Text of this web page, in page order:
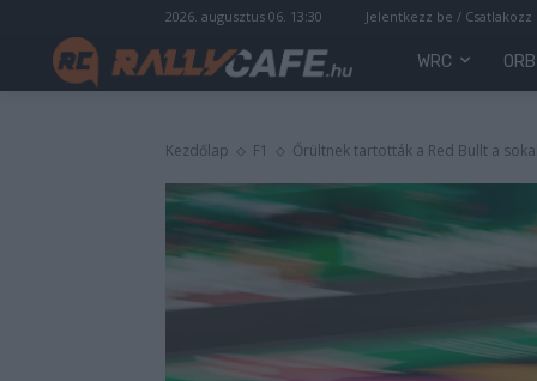
2026. augusztus 06. 13:30 Jelentkezz be / Csatlakozz
WRC ORB
Kezdőlap F1 Őrültnek tartották a Red Bullt a